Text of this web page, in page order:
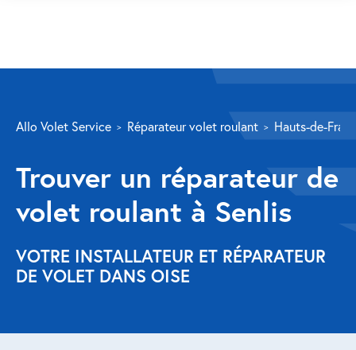
Volet roulant
Réparation
Volet roulant Velux
Réparation store banne
Allo Volet Service Réparateur volet roulant Hauts-de-
Trouver un réparateur de
volet roulant à Senlis
VOTRE INSTALLATEUR ET RÉPARATEUR
DE VOLET DANS OISE